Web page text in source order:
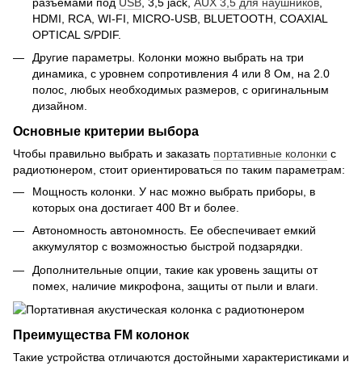
HDMI, RCA, WI-FI, MICRO-USB, BLUETOOTH, COAXIAL
OPTICAL S/PDIF.
Другие параметры. Колонки можно выбрать на три
динамика, с уровнем сопротивления 4 или 8 Ом, на 2.0
полос, любых необходимых размеров, с оригинальным
дизайном.
Основные критерии выбора
Чтобы правильно выбрать и заказать портативные колонки с
радиотюнером, стоит ориентироваться по таким параметрам:
Мощность колонки. У нас можно выбрать приборы, в
которых она достигает 400 Вт и более.
Автономность автономность. Ее обеспечивает емкий
аккумулятор с возможностью быстрой подзарядки.
Дополнительные опции, такие как уровень защиты от
помех, наличие микрофона, защиты от пыли и влаги.
Преимущества FM колонок
Такие устройства отличаются достойными характеристиками и